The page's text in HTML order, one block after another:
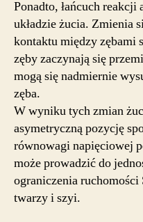
Ponadto, łańcuch reakcji
układzie żucia. Zmienia
kontaktu między zębami
zęby zaczynają się
mogą się nadmiernie
zęba.
W wyniku tych zmian
asymetryczną pozycję
równowagi napięciowej
może prowadzić do
ograniczenia
twarzy i szyi.